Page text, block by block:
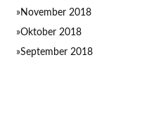
November 2018
Oktober 2018
September 2018